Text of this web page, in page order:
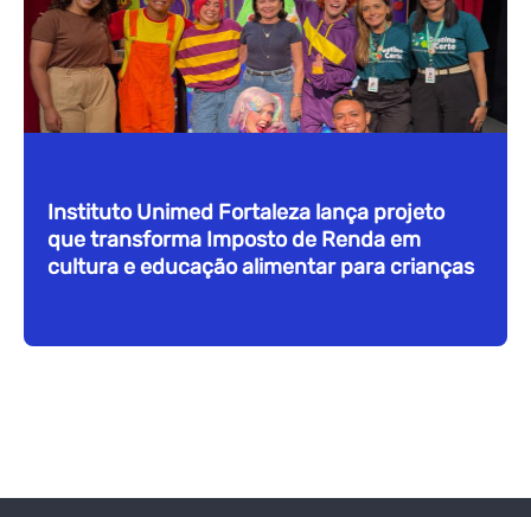
Instituto Unimed Fortaleza lança projeto
que transforma Imposto de Renda em
cultura e educação alimentar para crianças